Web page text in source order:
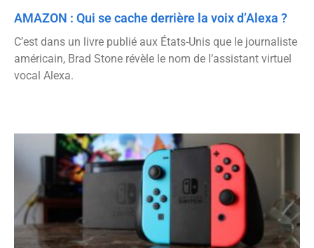
AMAZON : Qui se cache derrière la voix d’Alexa ?
C’est dans un livre publié aux États-Unis que le journaliste
américain, Brad Stone révèle le nom de l’assistant virtuel
vocal Alexa.